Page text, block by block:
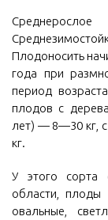
Плодоносить
года при
период
плодов с
лет) — 8—30 кг,
кг.
У этого сорта
области, плоды
овальные,